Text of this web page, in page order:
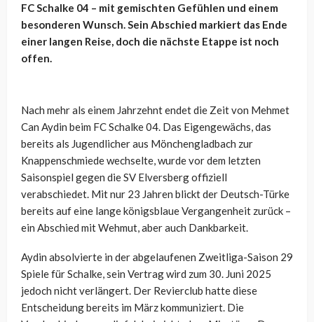
FC Schalke 04 – mit gemischten Gefühlen und einem
besonderen Wunsch. Sein Abschied markiert das Ende
einer langen Reise, doch die nächste Etappe ist noch
offen.
Nach mehr als einem Jahrzehnt endet die Zeit von Mehmet
Can Aydin beim FC Schalke 04. Das Eigengewächs, das
bereits als Jugendlicher aus Mönchengladbach zur
Knappenschmiede wechselte, wurde vor dem letzten
Saisonspiel gegen die SV Elversberg offiziell
verabschiedet. Mit nur 23 Jahren blickt der Deutsch-Türke
bereits auf eine lange königsblaue Vergangenheit zurück –
ein Abschied mit Wehmut, aber auch Dankbarkeit.
Aydin absolvierte in der abgelaufenen Zweitliga-Saison 29
Spiele für Schalke, sein Vertrag wird zum 30. Juni 2025
jedoch nicht verlängert. Der Revierclub hatte diese
Entscheidung bereits im März kommuniziert. Die